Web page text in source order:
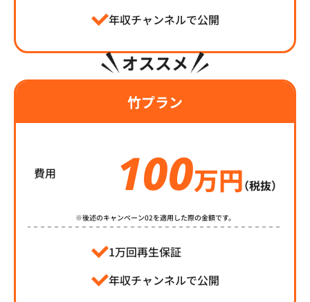
年収チャンネルで公開
オススメ
竹プラン
費用 100万円（税抜）
※後述のキャンペーン02を適用した際の金額です。
1万回再生保証
年収チャンネルで公開